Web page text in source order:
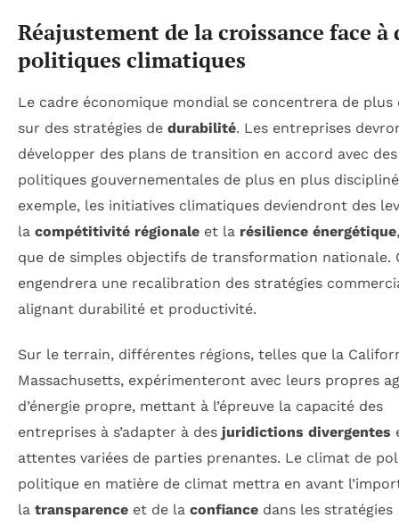
Réajustement de la croissance face à
politiques climatiques
Le cadre économique mondial se concentrera de plus
sur des stratégies de durabilité. Les entreprises
développer des plans de transition en accord avec des
politiques gouvernementales de plus en plus
exemple, les initiatives climatiques deviendront des
la compétitivité régionale et la résilience énergétique
que de simples objectifs de transformation nationale.
engendrera une recalibration des stratégies
alignant durabilité et productivité.
Sur le terrain, différentes régions, telles que la
Massachusetts, expérimenteront avec leurs propres
d’énergie propre, mettant à l’épreuve la capacité des
entreprises à s’adapter à des juridictions divergentes
attentes variées de parties prenantes. Le climat de
politique en matière de climat mettra en avant
la transparence et de la confiance dans les stratégies